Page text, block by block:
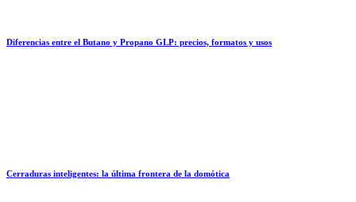
Diferencias entre el Butano y Propano GLP: precios, formatos y usos
Cerraduras inteligentes: la última frontera de la domótica